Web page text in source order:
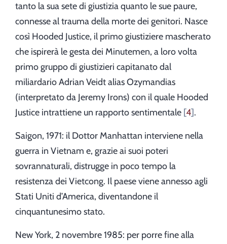
tanto la sua sete di giustizia quanto le sue paure,
connesse al trauma della morte dei genitori. Nasce
così Hooded Justice, il primo giustiziere mascherato
che ispirerà le gesta dei Minutemen, a loro volta
primo gruppo di giustizieri capitanato dal
miliardario Adrian Veidt alias Ozymandias
(interpretato da Jeremy Irons) con il quale Hooded
Justice intrattiene un rapporto sentimentale 4 .
Saigon, 1971: il Dottor Manhattan interviene nella
guerra in Vietnam e, grazie ai suoi poteri
sovrannaturali, distrugge in poco tempo la
resistenza dei Vietcong. Il paese viene annesso agli
Stati Uniti d’America, diventandone il
cinquantunesimo stato.
New York, 2 novembre 1985: per porre fine alla